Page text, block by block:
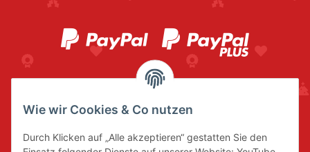
Wie wir Cookies & Co nutzen
Durch Klicken auf „Alle akzeptieren“ gestatten Sie den